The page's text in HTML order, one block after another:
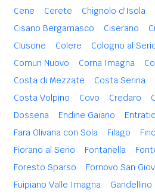
Cene
Cerete Chignolo d'Isola
Cisano Bergamasco
Ciserano
Clusone
Colere Cologno al
Comun Nuovo
Corna Imagna
Costa di Mezzate
Costa Serina
Costa Volpino
Covo Credaro
Dossena
Endine Gaiano
Fara Olivana con Sola
Filago
Fiorano al Serio
Fontanella
Foresto Sparso
Fornovo San
Fuipiano Valle Imagna
Gandellino